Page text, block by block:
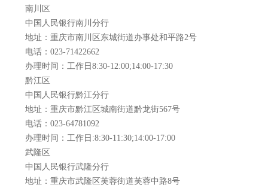
南川区
中国人民银行南川分行
地址：重庆市南川区东城街道办事处和平路2号
电话：023-71422662
办理时间：工作日8:30-12:00;14:00-17:30
黔江区
中国人民银行黔江分行
地址：重庆市黔江区城南街道黔龙街567号
电话：023-64781092
办理时间：工作日:8:30-11:30;14:00-17:00
武隆区
中国人民银行武隆分行
地址：重庆市武隆区芙蓉街道芙蓉中路8号